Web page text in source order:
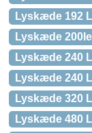
Lyskæde 192
Lyskæde
Lyskæde 240
Lyskæde 240
Lyskæde 320
Lyskæde 480